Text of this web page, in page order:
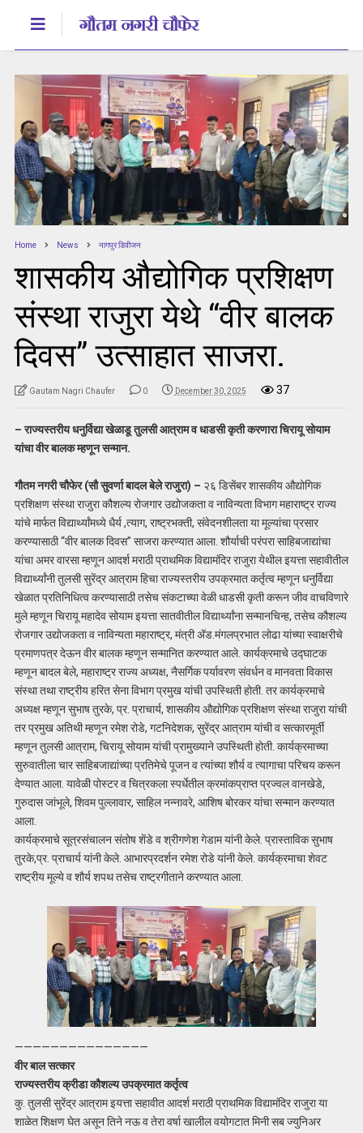
Home News नागपुर डिवीजन
शासकीय औद्योगिक प्रशिक्षण
संस्था राजुरा येथे “वीर बालक
दिवस” उत्साहात साजरा.
Gautam Nagri Chaufer 0 December 30, 2025 37
– राज्यस्तरीय धनुर्विद्या खेळाडू तुलसी आत्राम व धाडसी कृती करणारा चिरायू सोयाम
यांचा वीर बालक म्हणून सन्मान.
गौतम नगरी चौफेर (सौ सुवर्णा बादल बेले राजुरा) – २६ डिसेंबर शासकीय औद्योगिक
प्रशिक्षण संस्था राजुरा कौशल्य रोजगार उद्योजकता व नाविन्यता विभाग महाराष्ट्र राज्य
यांचे मार्फत विद्यार्थ्यांमध्ये धैर्य ,त्याग, राष्ट्रभक्ती, संवेदनशीलता या मूल्यांचा प्रसार
करण्यासाठी “वीर बालक दिवस” साजरा करण्यात आला. शौर्याची परंपरा साहिबजाद्यांचा
यांचा अमर वारसा म्हणून आदर्श मराठी प्राथमिक विद्यामंदिर राजुरा येथील इयत्ता सहावीतील
विद्यार्थ्यांनी तुलसी सुरेंद्र आत्राम हिचा राज्यस्तरीय उपक्रमात कर्तृत्व म्हणून धनुर्विद्या
खेळात प्रतिनिधित्व करण्यासाठी तसेच संकटाच्या वेळी धाडसी कृती करून जीव वाचविणारे
मुले म्हणून चिरायू महादेव सोयाम इयत्ता सातवीतील विद्यार्थ्यांना सन्मानचिन्ह, तसेच कौशल्य
रोजगार उद्योजकता व नाविन्यता महाराष्ट्र, मंत्री ॲड.मंगलप्रभात लोढा यांच्या स्वाक्षरीचे
प्रमाणपत्र देऊन वीर बालक म्हणून सन्मानित करण्यात आले. कार्यक्रमाचे उद्घाटक
म्हणून बादल बेले, महाराष्ट्र राज्य अध्यक्ष, नैसर्गिक पर्यावरण संवर्धन व मानवता विकास
संस्था तथा राष्ट्रीय हरित सेना विभाग प्रमुख यांची उपस्थिती होती. तर कार्यक्रमाचे
अध्यक्ष म्हणून सुभाष तुरके, प्र. प्राचार्य, शासकीय औद्योगिक प्रशिक्षण संस्था राजुरा यांची
तर प्रमुख अतिथी म्हणून रमेश रोडे, गटनिदेशक, सुरेंद्र आत्राम यांची व सत्कारमूर्ती
म्हणून तुलसी आत्राम, चिरायू सोयाम यांची प्रामुख्याने उपस्थिती होती. कार्यक्रमाच्या
सुरुवातीला चार साहिबजाद्यांच्या प्रतिमेचे पूजन व त्यांच्या शौर्य व त्यागाचा परिचय करून
देण्यात आला. यावेळी पोस्टर व चित्रकला स्पर्धेतील क्रमांकप्राप्त प्रज्वल वानखेडे,
गुरुदास जांभूले, शिवम पुल्लावार, साहिल नन्नावरे, आशिष बोरकर यांचा सन्मान करण्यात
आला.
कार्यक्रमाचे सूत्रसंचालन संतोष शेंडे व श्रीगणेश गेडाम यांनी केले. प्रास्ताविक सुभाष
तुरके,प्र. प्राचार्य यांनी केले. आभारप्रदर्शन रमेश रोडे यांनी केले. कार्यक्रमाचा शेवट
राष्ट्रीय मूल्ये व शौर्य शपथ तसेच राष्ट्रगीताने करण्यात आला.
———————————————
वीर बाल सत्कार
राज्यस्तरीय क्रीडा कौशल्य उपक्रमात कर्तृत्व
कु. तुलसी सुरेंद्र आत्राम इयत्ता सहावीत आदर्श मराठी प्राथमिक विद्यामंदिर राजुरा या
शाळेत शिक्षण घेत असून तिने नऊ व तेरा वर्षा खालील वयोगटात मिनी सब ज्युनिअर